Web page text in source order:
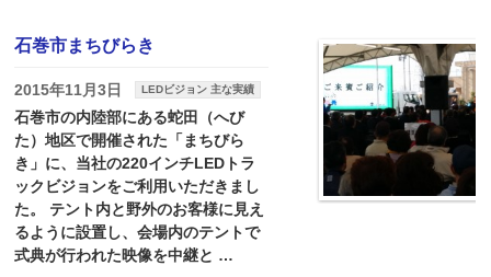
石巻市まちびらき
2015年11月3日 LEDビジョン 主な実績
石巻市の内陸部にある蛇田（へび
た）地区で開催された「まちびら
き」に、当社の220インチLEDトラ
ックビジョンをご利用いただきまし
た。 テント内と野外のお客様に見え
るように設置し、会場内のテントで
式典が行われた映像を中継と …